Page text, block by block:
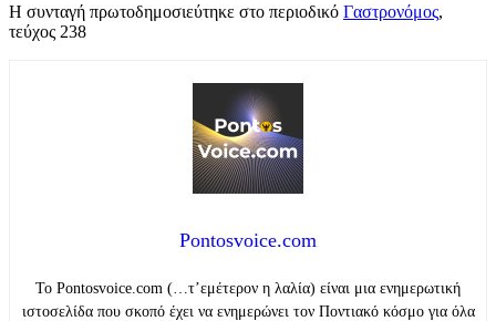
Η συνταγή πρωτοδημοσιεύτηκε στο περιοδικό Γαστρονόμος,
τεύχος 238
Pontosvoice.com
Το Pontosvoice.com (…τ’εμέτερον η λαλία) είναι μια ενημερωτική
ιστοσελίδα που σκοπό έχει να ενημερώνει τον Ποντιακό κόσμο για όλα